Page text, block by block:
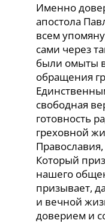
Именно
апостола
всем
сами через
были омыты
обращения
свободная
готовность
греховной
Который
нашего
призывает,
и вечной
доверием и